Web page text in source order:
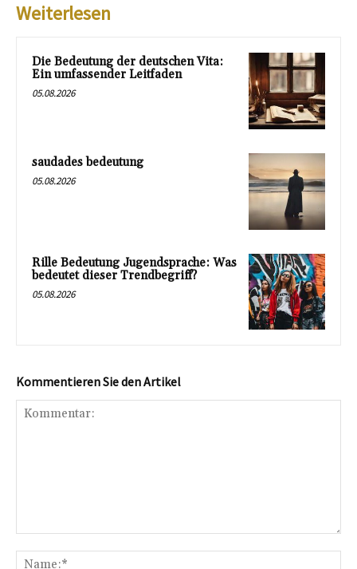
Weiterlesen
Die Bedeutung der deutschen Vita:
Ein umfassender Leitfaden
05.08.2026
saudades bedeutung
05.08.2026
Rille Bedeutung Jugendsprache: Was
bedeutet dieser Trendbegriff?
05.08.2026
Kommentieren Sie den Artikel